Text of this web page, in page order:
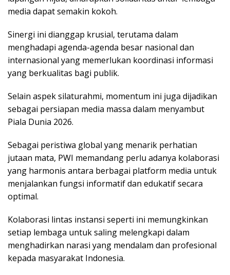
media dapat semakin kokoh.
Sinergi ini dianggap krusial, terutama dalam
menghadapi agenda-agenda besar nasional dan
internasional yang memerlukan koordinasi informasi
yang berkualitas bagi publik.
Selain aspek silaturahmi, momentum ini juga dijadikan
sebagai persiapan media massa dalam menyambut
Piala Dunia 2026.
Sebagai peristiwa global yang menarik perhatian
jutaan mata, PWI memandang perlu adanya kolaborasi
yang harmonis antara berbagai platform media untuk
menjalankan fungsi informatif dan edukatif secara
optimal.
Kolaborasi lintas instansi seperti ini memungkinkan
setiap lembaga untuk saling melengkapi dalam
menghadirkan narasi yang mendalam dan profesional
kepada masyarakat Indonesia.